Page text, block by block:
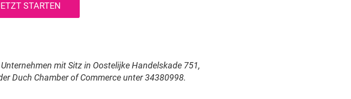
STARTEN
mit Sitz in Oostelijke Handelskade 751,
Duch Chamber of Commerce unter 34380998.